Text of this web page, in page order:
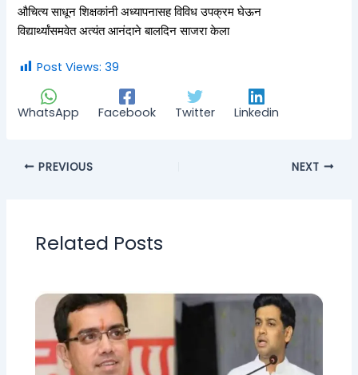
औचित्य साधून शिक्षकांनी अध्यापनासह विविध उपक्रम घेऊन
विद्यार्थ्यांसमवेत अत्यंत आनंदाने बालदिन साजरा केला
Post Views: 39
WhatsApp Facebook Twitter Linkedin
PREVIOUS NEXT
Related Posts